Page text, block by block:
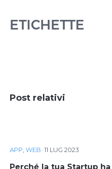
ETICHETTE
Post relativi
APP,WEB ·11 LUG 2023
Perché la tua Startup